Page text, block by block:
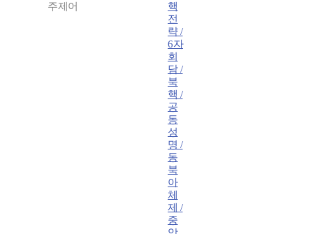
주제어
핵
전
략 /
6자
회
담 /
북
핵 /
공
동
성
명 /
동
북
아
체
제 /
중